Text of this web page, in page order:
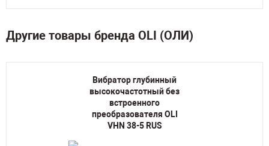
Другие товары бренда OLI (ОЛИ)
Вибратор глубинный
высокочастотный без
встроенного
преобразователя OLI
VHN 38-5 RUS